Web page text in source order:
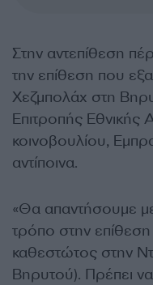
Στην αντεπίθεση
την επίθεση που
Χεζμπολάχ στη
Επιτροπής Εθνικής
κοινοβουλίου,
αντίποινα.
«Θα απαντήσουμε
τρόπο στην επίθεση
καθεστώτος στην
Βηρυτού). Πρέπει να